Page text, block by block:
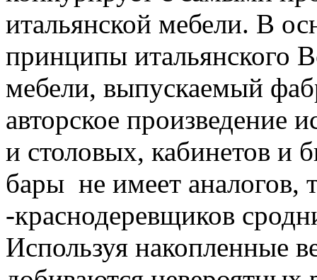
итальянской мебели. В
принципы итальянского
мебели, выпускаемый
авторское произведение
и столовых, кабинетов и
бары не имеет аналогов,
-краснодеревщиков
Используя накопленные